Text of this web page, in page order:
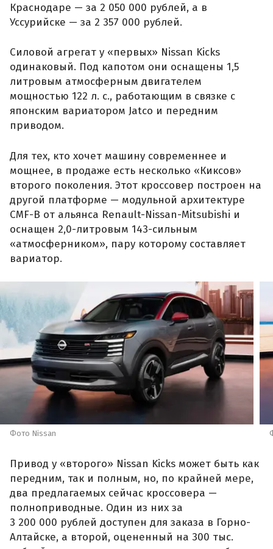
Краснодаре — за 2 050 000 рублей, а в
Уссурийске — за 2 357 000 рублей.
Силовой агрегат у «первых» Nissan Kicks
одинаковый. Под капотом они оснащены 1,5
литровым атмосферным двигателем
мощностью 122 л. с., работающим в связке с
японским вариатором Jatco и передним
приводом.
Для тех, кто хочет машину современнее и
мощнее, в продаже есть несколько «Киксов»
второго поколения. Этот кроссовер построен на
другой платформе — модульной архитектуре
CMF-B от альянса Renault-Nissan-Mitsubishi и
оснащен 2,0-литровым 143-сильным
«атмосферником», пару которому составляет
вариатор.
Фото Nissan
Привод у «второго» Nissan Kicks может быть как
передним, так и полным, но, по крайней мере,
два предлагаемых сейчас кроссовера —
полноприводные. Один из них за
3 200 000 рублей доступен для заказа в Горно-
Алтайске, а второй, оцененный на 300 тыс.